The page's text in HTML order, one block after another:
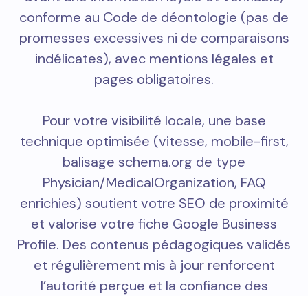
conforme au Code de déontologie (pas de
promesses excessives ni de comparaisons
indélicates), avec mentions légales et
pages obligatoires.
Pour votre visibilité locale, une base
technique optimisée (vitesse, mobile-first,
balisage schema.org de type
Physician/MedicalOrganization, FAQ
enrichies) soutient votre SEO de proximité
et valorise votre fiche Google Business
Profile. Des contenus pédagogiques validés
et régulièrement mis à jour renforcent
l’autorité perçue et la confiance des